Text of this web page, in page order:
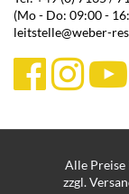
(Mo - Do: 09:00 -
leitstelle@weber-
Alle
zzgl.